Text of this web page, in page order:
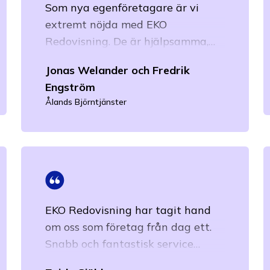
Som nya egenföretagare är vi
extremt nöjda med EKO
Redovisning. De är hjälpsamma,
effektiva och grundliga i sitt
arbete.
Jonas Welander och Fredrik
Engström
Ålands Björntjänster
Läs mer
EKO Redovisning har tagit hand
om oss som företag från dag ett.
Snabb och fantastisk service